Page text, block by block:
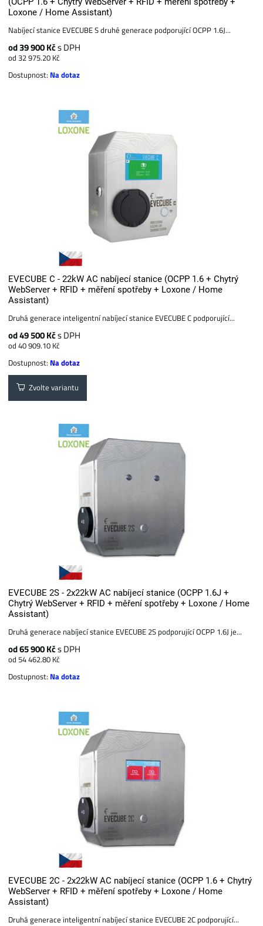
Loxone / Home Assistant)
Nabíjecí stanice EVECUBE S druhé generace podporující OCPP 1.6J...
od 39 900 Kčs DPH
od 32 975.20 Kč
Dostupnost: Na dotaz
EVECUBE C - 22kW AC nabíjecí stanice (OCPP 1.6 + Chytrý
WebServer + RFID + měření spotřeby + Loxone / Home
Assistant)
Druhá generace inteligentní nabíjecí stanice EVECUBE C podporující...
od 49 500 Kčs DPH
od 40 909.10 Kč
Dostupnost: Na dotaz
Zvolte variantu
EVECUBE 2S - 2x22kW AC nabíjecí stanice (OCPP 1.6J +
Chytrý WebServer + RFID + měření spotřeby + Loxone / Home
Assistant)
Druhá generace nabíjecí stanice EVECUBE 2S podporující OCPP 1.6J je...
od 65 900 Kčs DPH
od 54 462.80 Kč
Dostupnost: Na dotaz
EVECUBE 2C - 2x22kW AC nabíjecí stanice (OCPP 1.6 + Chytrý
WebServer + RFID + měření spotřeby + Loxone / Home
Assistant)
Druhá generace inteligentní nabíjecí stanice EVECUBE 2C podporující...